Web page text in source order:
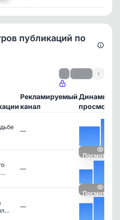
публикаций по
›
Рекламируемый
канал
Динамика
—
Посмотреть
—
Посмотреть
—